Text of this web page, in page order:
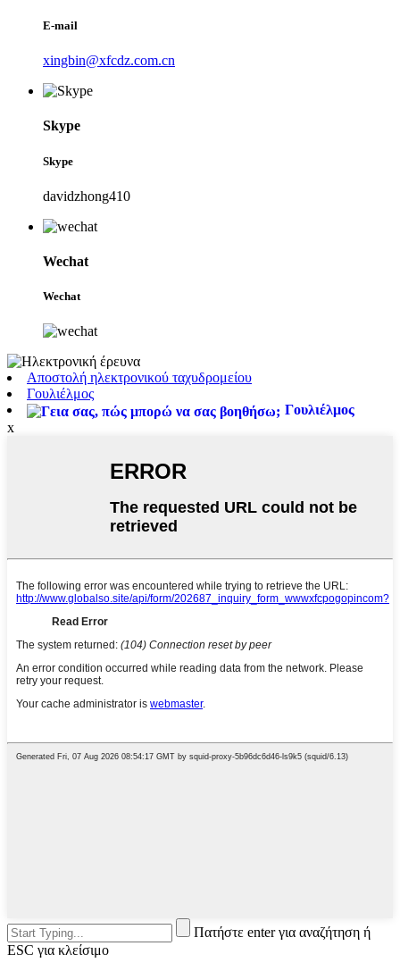
E-mail
xingbin@xfcdz.com.cn
Skype
Skype
davidzhong410
Wechat
Wechat
Αποστολή ηλεκτρονικού ταχυδρομείου
Γουλιέλμος
Γουλιέλμος
x
Πατήστε enter για αναζήτηση ή
ESC για κλείσιμο